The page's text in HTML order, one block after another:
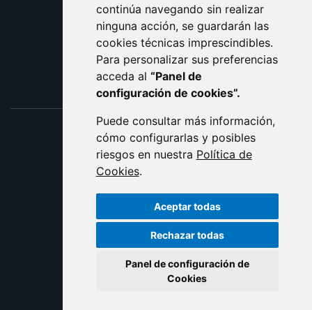
continúa navegando sin realizar
ninguna acción, se guardarán las
cookies técnicas imprescindibles.
Para personalizar sus preferencias
acceda al “Panel de
configuración de cookies”.
Puede consultar más información,
cómo configurarlas y posibles
riesgos en nuestra Política de
Cookies.
Aceptar todas
Rechazar todas
Panel de configuración de
Cookies
ACCESIBILIDAD
ENLACE EXTERNO AL